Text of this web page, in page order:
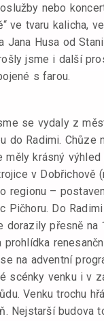
nebo
ve tvaru kalicha,
Jana Husa od
jsme i další
s farou.
se vydaly z
do Radimi. Chůze
měly krásný výhled
v Dobřichově
regionu –
Pičhoru. Do
dorazily přesně na
prohlídka
na adventní
scénky venku i v
Venku trochu
Nejstarší budova